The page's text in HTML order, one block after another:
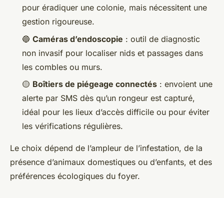
pour éradiquer une colonie, mais nécessitent une
gestion rigoureuse.
🔵 Caméras d’endoscopie : outil de diagnostic
non invasif pour localiser nids et passages dans
les combles ou murs.
🟡 Boîtiers de piégeage connectés : envoient une
alerte par SMS dès qu’un rongeur est capturé,
idéal pour les lieux d’accès difficile ou pour éviter
les vérifications régulières.
Le choix dépend de l’ampleur de l’infestation, de la
présence d’animaux domestiques ou d’enfants, et des
préférences écologiques du foyer.